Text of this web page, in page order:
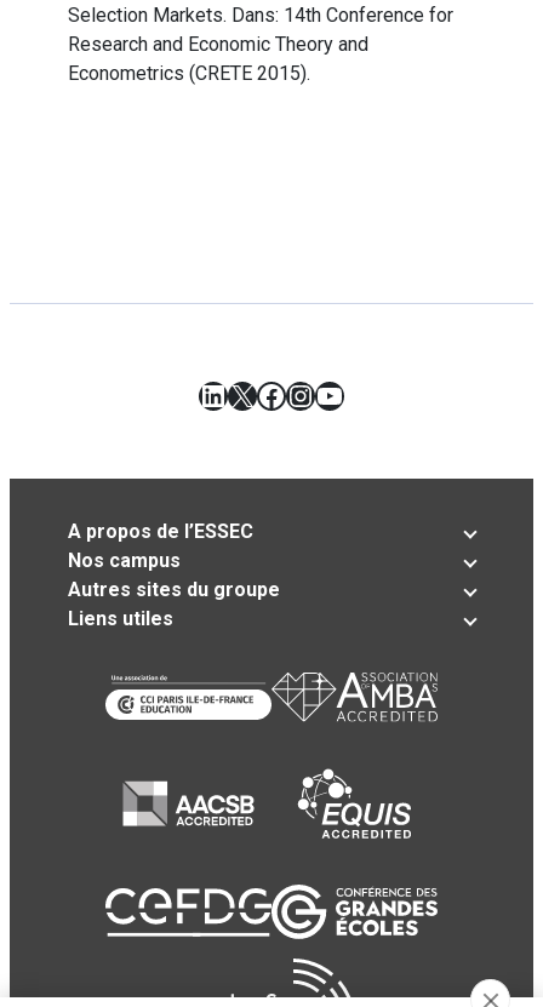
Selection Markets. Dans: 14th Conference for
Research and Economic Theory and
Econometrics (CRETE 2015).
LinkedIn
X Facebook
Instagram
YouTube
A propos de l’ESSEC
Nos campus
Autres sites du groupe
Liens utiles